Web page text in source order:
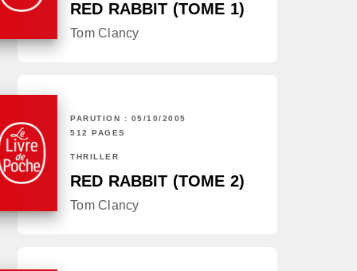
RED RABBIT (TOME 1)
Tom Clancy
PARUTION : 05/10/2005
512 PAGES
THRILLER
RED RABBIT (TOME 2)
Tom Clancy